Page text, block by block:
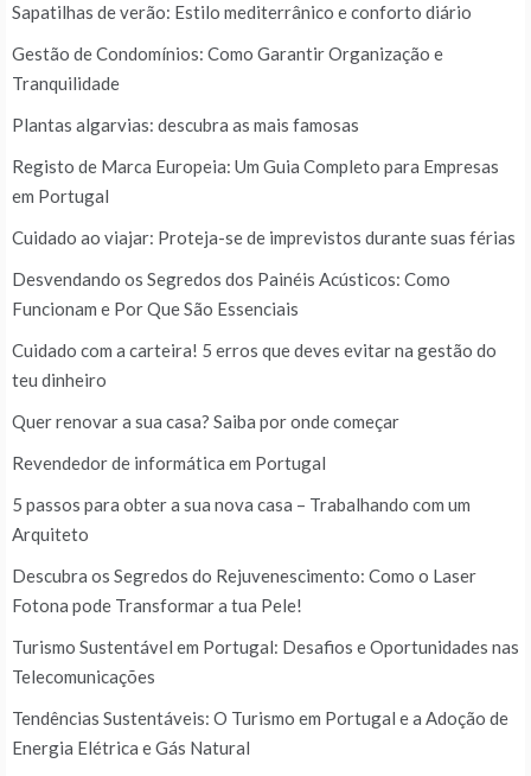
Sapatilhas de verão: Estilo mediterrânico e conforto diário
Gestão de Condomínios: Como Garantir Organização e
Tranquilidade
Plantas algarvias: descubra as mais famosas
Registo de Marca Europeia: Um Guia Completo para Empresas
em Portugal
Cuidado ao viajar: Proteja-se de imprevistos durante suas férias
Desvendando os Segredos dos Painéis Acústicos: Como
Funcionam e Por Que São Essenciais
Cuidado com a carteira! 5 erros que deves evitar na gestão do
teu dinheiro
Quer renovar a sua casa? Saiba por onde começar
Revendedor de informática em Portugal
5 passos para obter a sua nova casa – Trabalhando com um
Arquiteto
Descubra os Segredos do Rejuvenescimento: Como o Laser
Fotona pode Transformar a tua Pele!
Turismo Sustentável em Portugal: Desafios e Oportunidades nas
Telecomunicações
Tendências Sustentáveis: O Turismo em Portugal e a Adoção de
Energia Elétrica e Gás Natural